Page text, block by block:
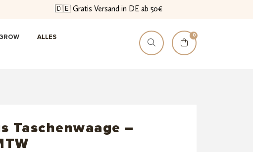
🇩🇪 Gratis Versand in DE ab 50€
ALLES 0
Taschenwaage –